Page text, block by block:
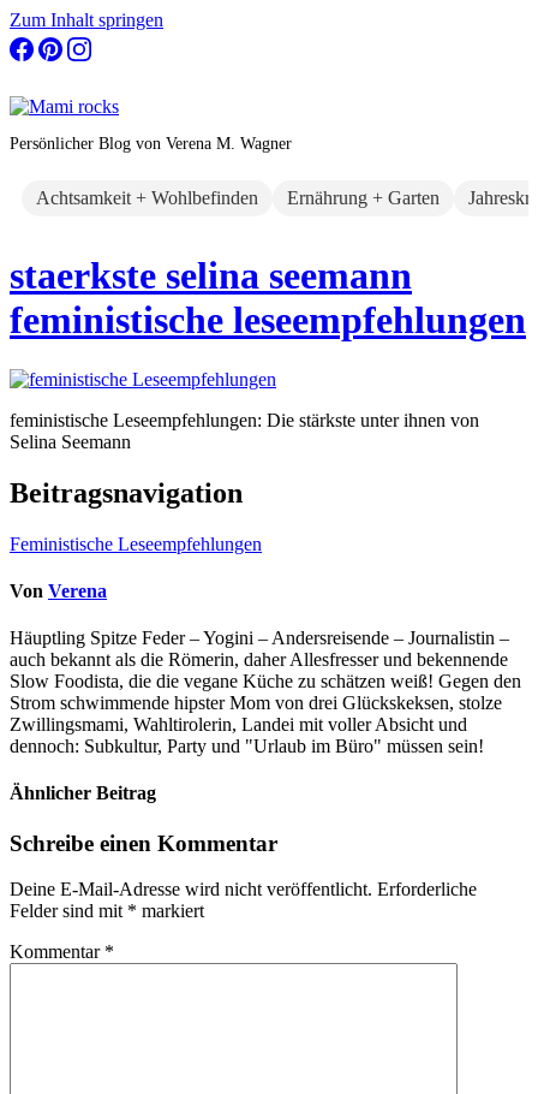
Zum Inhalt springen
Persönlicher Blog von Verena M. Wagner
Achtsamkeit + Wohlbefinden Ernährung + Garten
staerkste selina seemann
feministische leseempfehlungen
feministische Leseempfehlungen: Die stärkste unter ihnen von
Selina Seemann
Beitragsnavigation
Feministische Leseempfehlungen
Von Verena
Häuptling Spitze Feder – Yogini – Andersreisende – Journalistin –
auch bekannt als die Römerin, daher Allesfresser und bekennende
Slow Foodista, die die vegane Küche zu schätzen weiß! Gegen den
Strom schwimmende hipster Mom von drei Glückskeksen, stolze
Zwillingsmami, Wahltirolerin, Landei mit voller Absicht und
dennoch: Subkultur, Party und "Urlaub im Büro" müssen sein!
Ähnlicher Beitrag
Schreibe einen Kommentar
Deine E-Mail-Adresse wird nicht veröffentlicht. Erforderliche
Felder sind mit * markiert
Kommentar *